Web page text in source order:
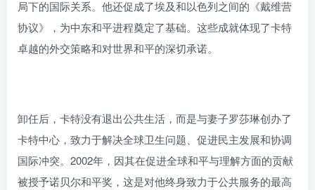
局下的国际关系。他还促成了埃及和以色列之间的《戴维营
协议》，为中东和平进程奠定了基础。这些成就体现了卡特
卓越的外交策略和对世界和平的深切承诺。
卸任后，卡特没有退出公共生活，而是与妻子罗莎琳创办了
卡特中心，致力于解决全球卫生问题、促进民主发展和协调
国际冲突。2002年，因其在促进全球和平与理解方面的贡献
被授予诺贝尔和平奖，这是对他终身致力于公共服务的最高